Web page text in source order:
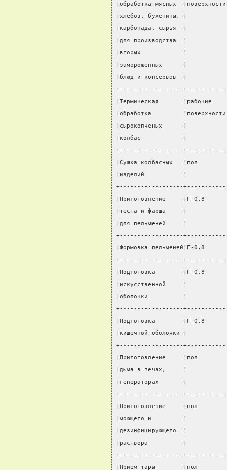
¦обработка мясных
¦хлебов, буженины, ¦
¦карбонада, сырья  ¦
¦для производства  ¦
¦вторых            ¦
¦замороженных      ¦
¦блюд и консервов  ¦
+------------------
¦Термическая
¦обработка
¦сырокопченых      ¦
¦колбас            ¦
+------------------
¦Сушка колбасных   ¦пол
¦изделий           ¦
+------------------
¦Приготовление     ¦Г-0,8
¦теста и фарша     ¦
¦для пельменей     ¦
+------------------
¦Формовка пельменей¦Г-0,8
+------------------
¦Подготовка        ¦Г-0,8
¦искусственной     ¦
¦оболочки          ¦
+------------------
¦Подготовка        ¦Г-0,8
¦кишечной оболочки ¦
+------------------
¦Приготовление     ¦пол
¦дыма в печах,     ¦
¦генераторах       ¦
+------------------
¦Приготовление     ¦пол
¦моющего и         ¦
¦дезинфицирующего  ¦
¦раствора          ¦
+------------------
¦Прием тары        ¦пол